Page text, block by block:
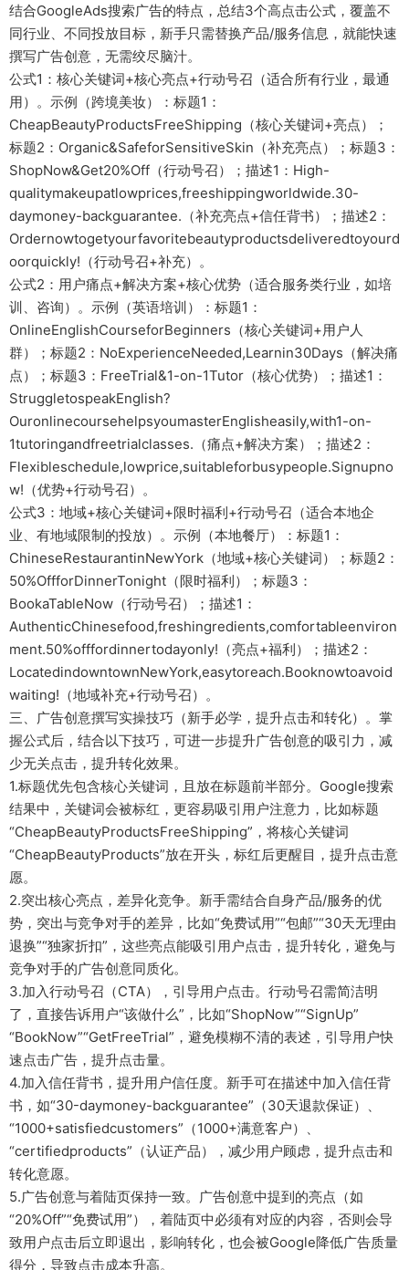
结合GoogleAds搜索广告的特点，总结3个高点击公式，覆盖不
同行业、不同投放目标，新手只需替换产品/服务信息，就能快速
撰写广告创意，无需绞尽脑汁。
公式1：核心关键词+核心亮点+行动号召（适合所有行业，最通
用）。示例（跨境美妆）：标题1：
CheapBeautyProductsFreeShipping（核心关键词+亮点）；
标题2：Organic&SafeforSensitiveSkin（补充亮点）；标题3：
ShopNow&Get20%Off（行动号召）；描述1：High-
qualitymakeupatlowprices,freeshippingworldwide.30-
daymoney-backguarantee.（补充亮点+信任背书）；描述2：
Ordernowtogetyourfavoritebeautyproductsdeliveredtoyourd
oorquickly!（行动号召+补充）。
公式2：用户痛点+解决方案+核心优势（适合服务类行业，如培
训、咨询）。示例（英语培训）：标题1：
OnlineEnglishCourseforBeginners（核心关键词+用户人
群）；标题2：NoExperienceNeeded,Learnin30Days（解决痛
点）；标题3：FreeTrial&1-on-1Tutor（核心优势）；描述1：
StruggletospeakEnglish?
OuronlinecoursehelpsyoumasterEnglisheasily,with1-on-
1tutoringandfreetrialclasses.（痛点+解决方案）；描述2：
Flexibleschedule,lowprice,suitableforbusypeople.Signupno
w!（优势+行动号召）。
公式3：地域+核心关键词+限时福利+行动号召（适合本地企
业、有地域限制的投放）。示例（本地餐厅）：标题1：
ChineseRestaurantinNewYork（地域+核心关键词）；标题2：
50%OffforDinnerTonight（限时福利）；标题3：
BookaTableNow（行动号召）；描述1：
AuthenticChinesefood,freshingredients,comfortableenviron
ment.50%offfordinnertodayonly!（亮点+福利）；描述2：
LocatedindowntownNewYork,easytoreach.Booknowtoavoid
waiting!（地域补充+行动号召）。
三、广告创意撰写实操技巧（新手必学，提升点击和转化）。掌
握公式后，结合以下技巧，可进一步提升广告创意的吸引力，减
少无关点击，提升转化效果。
1.标题优先包含核心关键词，且放在标题前半部分。Google搜索
结果中，关键词会被标红，更容易吸引用户注意力，比如标题
“CheapBeautyProductsFreeShipping”，将核心关键词
“CheapBeautyProducts”放在开头，标红后更醒目，提升点击意
愿。
2.突出核心亮点，差异化竞争。新手需结合自身产品/服务的优
势，突出与竞争对手的差异，比如“免费试用”“包邮”“30天无理由
退换”“独家折扣”，这些亮点能吸引用户点击，提升转化，避免与
竞争对手的广告创意同质化。
3.加入行动号召（CTA），引导用户点击。行动号召需简洁明
了，直接告诉用户“该做什么”，比如“ShopNow”“SignUp”
“BookNow”“GetFreeTrial”，避免模糊不清的表述，引导用户快
速点击广告，提升点击量。
4.加入信任背书，提升用户信任度。新手可在描述中加入信任背
书，如“30-daymoney-backguarantee”（30天退款保证）、
“1000+satisfiedcustomers”（1000+满意客户）、
“certifiedproducts”（认证产品），减少用户顾虑，提升点击和
转化意愿。
5.广告创意与着陆页保持一致。广告创意中提到的亮点（如
“20%Off”“免费试用”），着陆页中必须有对应的内容，否则会导
致用户点击后立即退出，影响转化，也会被Google降低广告质量
得分，导致点击成本升高。